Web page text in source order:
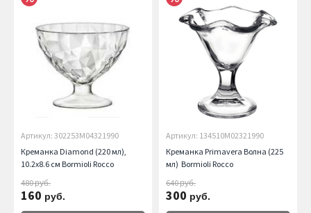
Артикул: 302253M04321990
Креманка Diamond (220 мл),
10.2х8.6 см Bormioli Rocco
480руб.
160 руб.
Артикул: 134510M02321990
Креманка Primavera Волна (225
мл) Bormioli Rocco
640руб.
300 руб.